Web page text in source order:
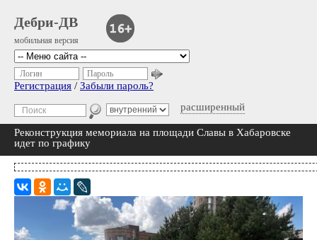
Дебри-ДВ
мобильная версия
расширенный
Логин Пароль
Регистрация / Забыли пароль?
Реконструкция мемориала на площади Славы в Хабаровске
идет по графику